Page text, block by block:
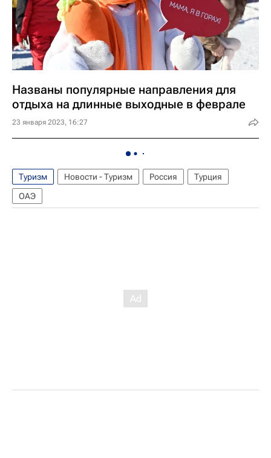
Названы популярные направления для
отдыха на длинные выходные в феврале
23 января 2023, 16:27
Туризм Новости - Туризм Россия
Турция
ОАЭ